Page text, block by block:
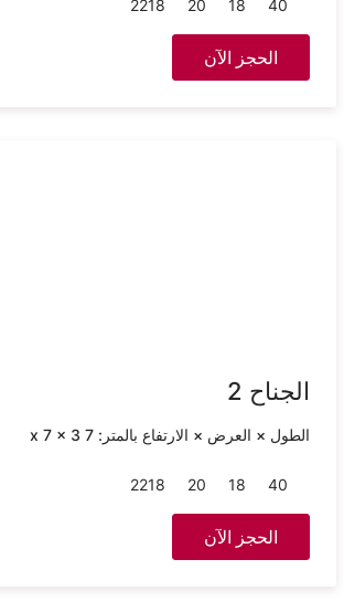
40
18
20
18
22
الحجز الآن
الجناح 2
الطول × العرض × الارتفاع بالمتر: 7 x 7 x 3
40
18
20
18
22
الحجز الآن